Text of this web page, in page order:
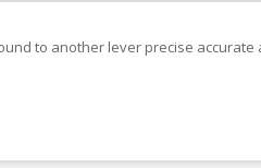
to another lever precise accurate